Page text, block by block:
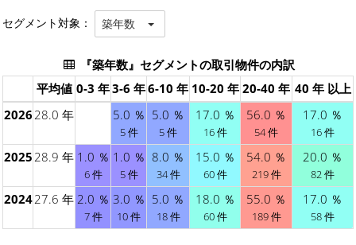
セグメント対象： 築年数
『築年数』セグメントの取引物件の内訳
平均値 0-3 年3-6 年6-10 年 10-20 年 20-40 年 40 年 以上
202628.0 年 5.0 ％
5 件
5.0 ％
5 件
17.0 ％
16 件
56.0 ％
54 件
17.0 ％
16 件
202528.9 年 1.0 ％
6 件
1.0 ％
5 件
8.0 ％
34 件
15.0 ％
60 件
54.0 ％
219 件
20.0 ％
82 件
202427.6 年 2.0 ％
7 件
3.0 ％
10 件
5.0 ％
18 件
18.0 ％
60 件
55.0 ％
189 件
17.0 ％
58 件